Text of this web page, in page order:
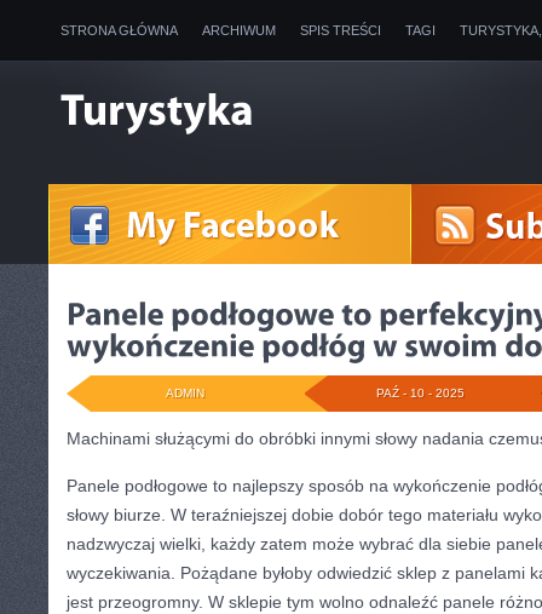
STRONA GŁÓWNA ARCHIWUM SPIS TREŚCI TAGI
PAŹ - 10 - 2025
ADMIN
Machinami służącymi do obróbki innymi słowy nadania
Panele podłogowe to najlepszy sposób na wykończenie
słowy biurze. W teraźniejszej dobie dobór tego materiału
nadzwyczaj wielki, każdy zatem może wybrać dla siebie
wyczekiwania. Pożądane byłoby odwiedzić sklep z panelami
jest przeogromny. W sklepie tym wolno odnaleźć panele